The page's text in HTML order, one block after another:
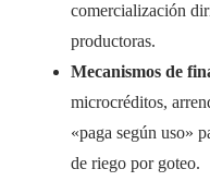
comercialización
productoras.
Mecanismos de
microcréditos,
«paga según uso»
de riego por goteo.